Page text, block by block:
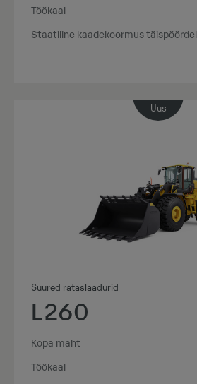
Töökaal
Staatiline kaadekoormus täispöördel
Uus
Suured rataslaadurid
L260
Kopa maht
Töökaal